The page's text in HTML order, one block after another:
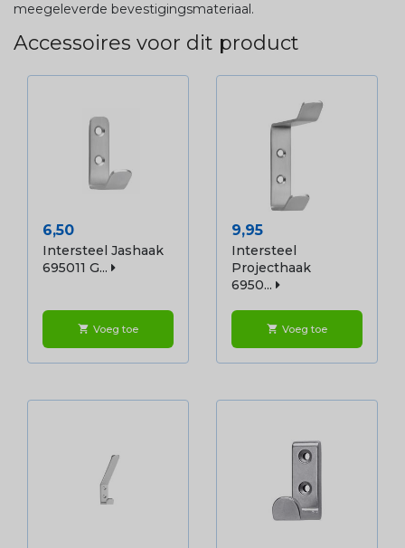
meegeleverde bevestigingsmateriaal.
Accessoires voor dit product
Prijs
6,50
Intersteel Jashaak
695011 G...
shopping_cart Voeg toe
Prijs
9,95
Intersteel
Projecthaak
6950...
shopping_cart Voeg toe